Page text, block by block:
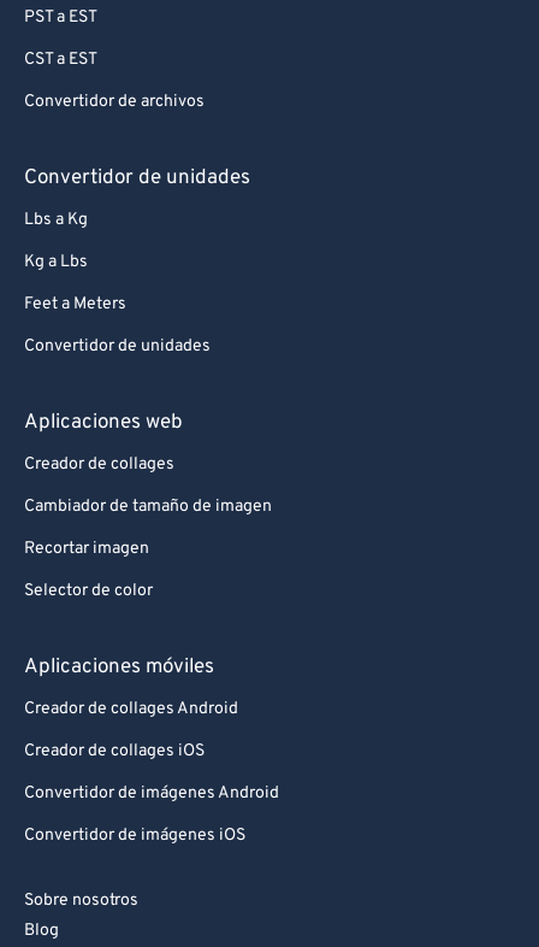
PST a EST
CST a EST
Convertidor de archivos
Convertidor de unidades
Lbs a Kg
Kg a Lbs
Feet a Meters
Convertidor de unidades
Aplicaciones web
Creador de collages
Cambiador de tamaño de imagen
Recortar imagen
Selector de color
Aplicaciones móviles
Creador de collages Android
Creador de collages iOS
Convertidor de imágenes Android
Convertidor de imágenes iOS
Sobre nosotros
Blog